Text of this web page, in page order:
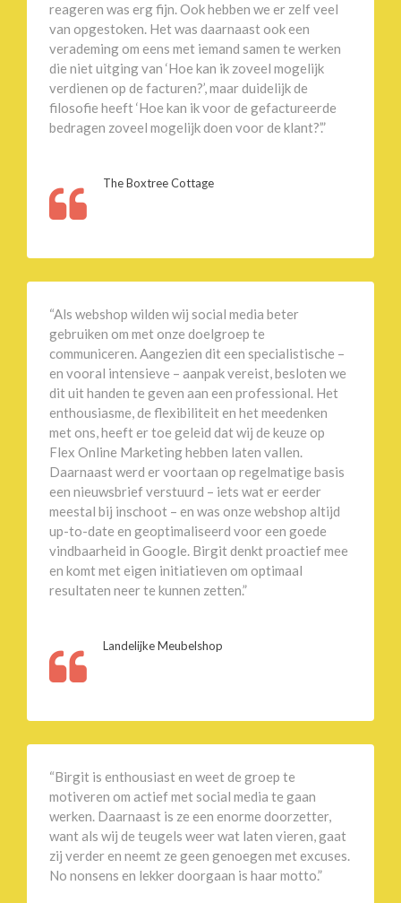
reageren was erg fijn. Ook hebben we er zelf veel
van opgestoken. Het was daarnaast ook een
verademing om eens met iemand samen te werken
die niet uitging van ‘Hoe kan ik zoveel mogelijk
verdienen op de facturen?’, maar duidelijk de
filosofie heeft ‘Hoe kan ik voor de gefactureerde
bedragen zoveel mogelijk doen voor de klant?’.”
The Boxtree Cottage
“Als webshop wilden wij social media beter
gebruiken om met onze doelgroep te
communiceren. Aangezien dit een specialistische –
en vooral intensieve – aanpak vereist, besloten we
dit uit handen te geven aan een professional. Het
enthousiasme, de flexibiliteit en het meedenken
met ons, heeft er toe geleid dat wij de keuze op
Flex Online Marketing hebben laten vallen.
Daarnaast werd er voortaan op regelmatige basis
een nieuwsbrief verstuurd – iets wat er eerder
meestal bij inschoot – en was onze webshop altijd
up-to-date en geoptimaliseerd voor een goede
vindbaarheid in Google. Birgit denkt proactief mee
en komt met eigen initiatieven om optimaal
resultaten neer te kunnen zetten.”
Landelijke Meubelshop
“Birgit is enthousiast en weet de groep te
motiveren om actief met social media te gaan
werken. Daarnaast is ze een enorme doorzetter,
want als wij de teugels weer wat laten vieren, gaat
zij verder en neemt ze geen genoegen met excuses.
No nonsens en lekker doorgaan is haar motto.”